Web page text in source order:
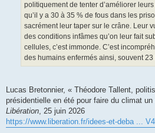
politiquement de tenter d’améliorer
qu’il y a 30 à 35 % de fous dans les
sacrément leur taper sur le crâne. Leur
des conditions infâmes qu’on leur fait
cellules, c’est immonde. C’est
des humains enfermés ainsi, souvent
Lucas Bretonnier, « Théodore Tallent,
présidentielle en été pour faire du climat un
Libération , 25 juin 2026
https://www.liberation.fr/idees-et-deba ...